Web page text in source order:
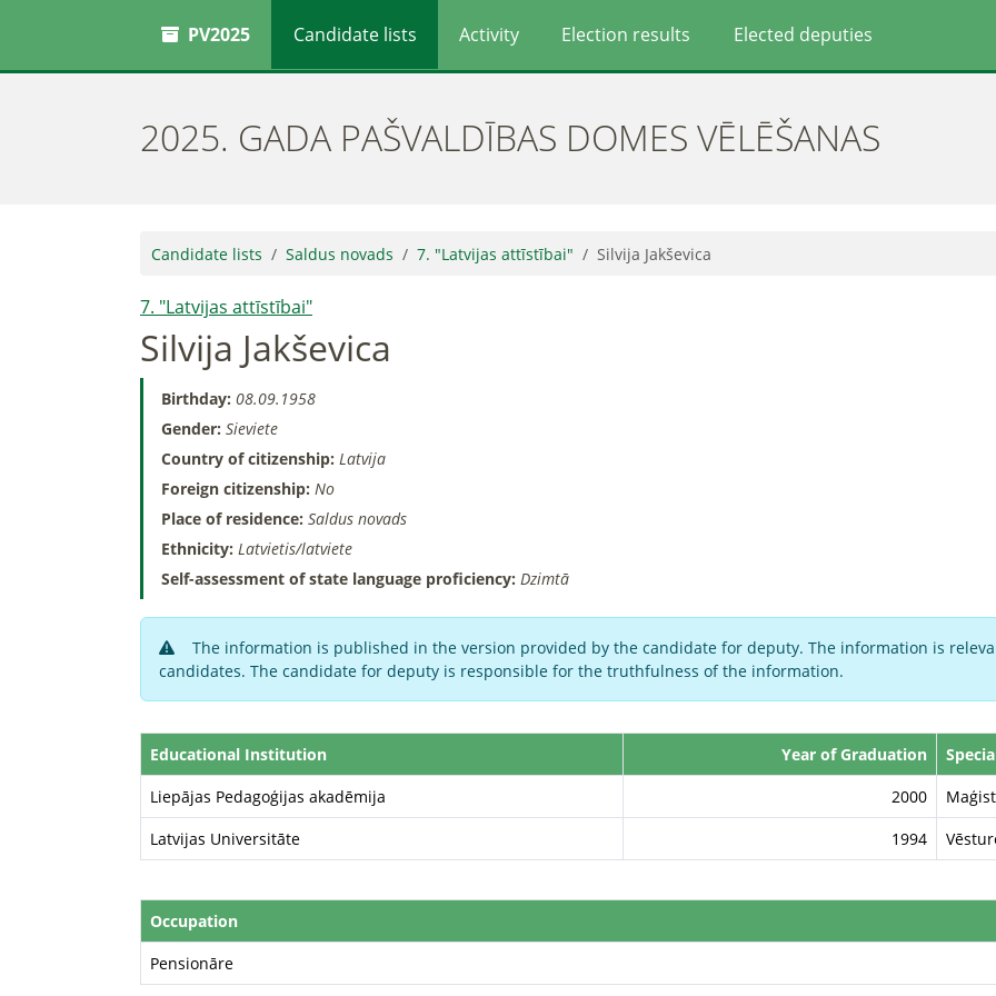
PV2025 Candidate lists Activity Election results Elected deputies
2025. GADA PAŠVALDĪBAS DOMES VĒLĒŠANAS
Candidate lists Saldus novads 7. "Latvijas attīstībai" Silvija Jakševica
7. "Latvijas attīstībai"
Silvija Jakševica
Birthday: 08.09.1958
Gender: Sieviete
Country of citizenship: Latvija
Foreign citizenship: No
Place of residence: Saldus novads
Ethnicity: Latvietis/latviete
Self-assessment of state language proficiency: Dzimtā
The information is published in the version provided by the candidate for deputy. The information is
candidates. The candidate for deputy is responsible for the truthfulness of the information.
Educational Institution Year of Graduation
Liepājas Pedagoģijas akadēmija
2000
Latvijas Universitāte
1994
Occupation
Pensionāre